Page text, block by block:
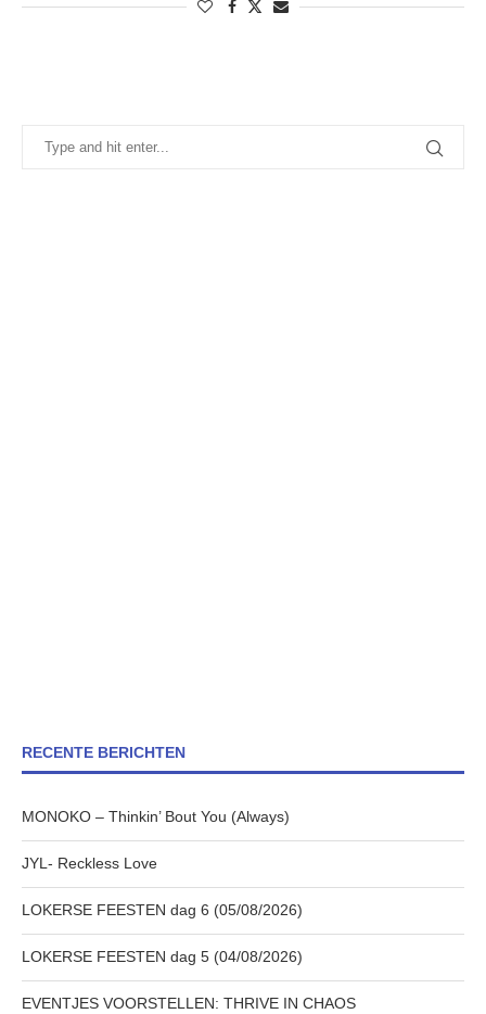
RECENTE BERICHTEN
MONOKO – Thinkin’ Bout You (Always)
JYL- Reckless Love
LOKERSE FEESTEN dag 6 (05/08/2026)
LOKERSE FEESTEN dag 5 (04/08/2026)
EVENTJES VOORSTELLEN: THRIVE IN CHAOS